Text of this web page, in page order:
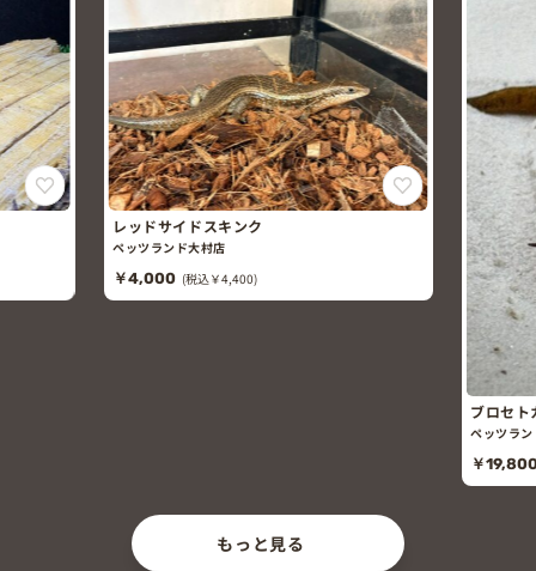
レッドサイドスキンク
ペッツランド大村店
￥4,000 (税込￥4,400)
ブロセト
ペッツラ
￥
もっと見る